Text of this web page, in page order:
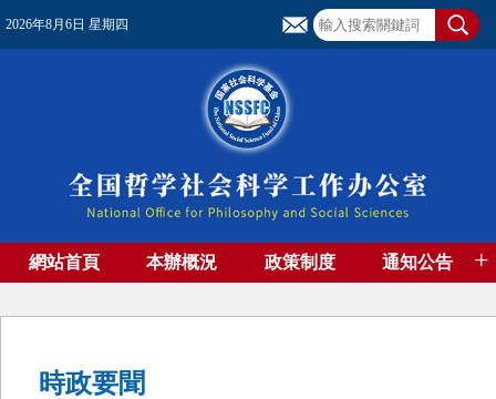
2026年8月6日 星期四
網站首頁 本辦概況 政策制度 通知公告 +
時政要聞